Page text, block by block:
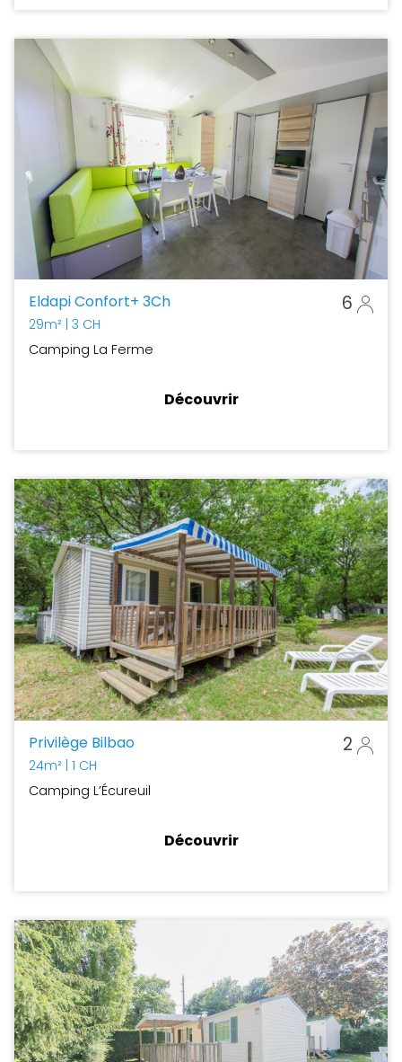
Eldapi Confort+ 3Ch 6
29m² | 3 CH
Camping La Ferme
Découvrir
Privilège Bilbao 2
24m² | 1 CH
Camping L’Écureuil
Découvrir